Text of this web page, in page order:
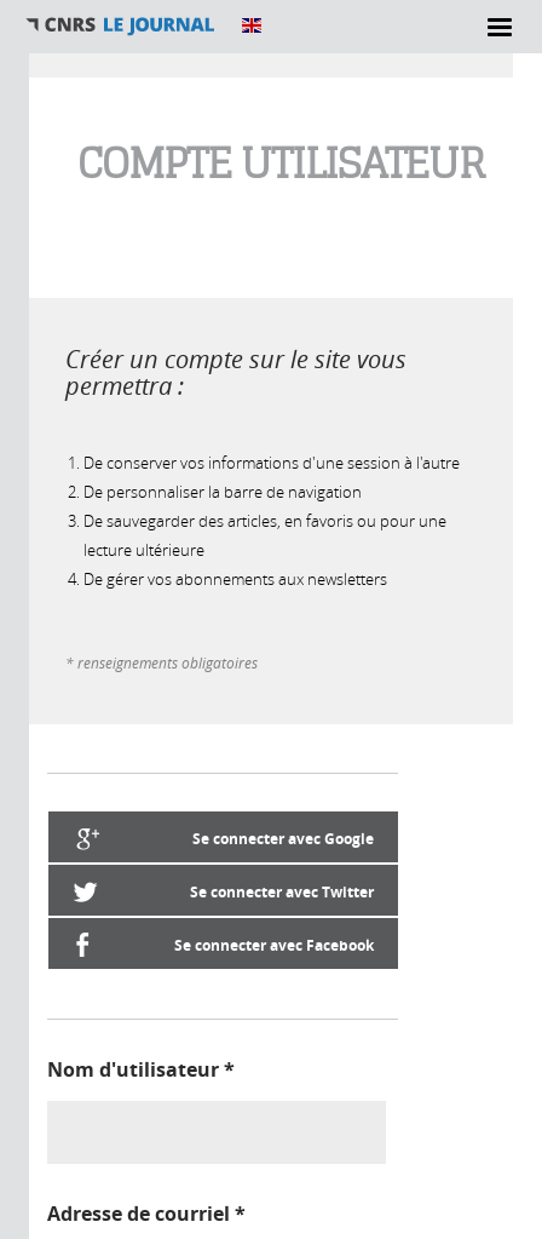
COMPTE UTILISATEUR
Créer un compte sur le site vous
permettra :
De conserver vos informations d'une session à l'autre
De personnaliser la barre de navigation
De sauvegarder des articles, en favoris ou pour une
lecture ultérieure
De gérer vos abonnements aux newsletters
* renseignements obligatoires
Se connecter avec Google
Se connecter avec Twitter
Se connecter avec Facebook
Nom d'utilisateur*
Adresse de courriel *